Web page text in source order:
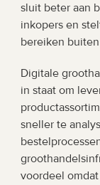
sluit beter aan
inkopers en
bereiken
Digitale
in staat om
sneller te
voordeel